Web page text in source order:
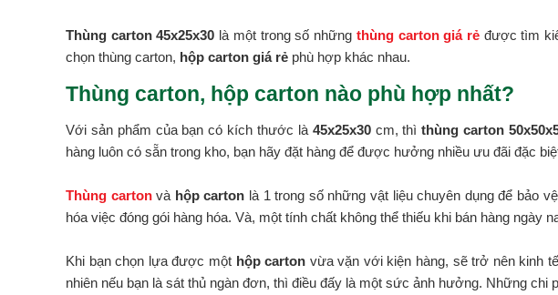
Thùng carton 45x25x30 là một trong số những thùng carton giá rẻ được tìm
chọn thùng carton, hộp carton giá rẻ phù hợp khác nhau.
Thùng carton, hộp carton nào phù hợp nhất?
Với sản phẩm của bạn có kích thước là 45x25x30 cm, thìthùng carton
hàng luôn có sẵn trong kho, bạn hãy đặt hàng để được hưởng nhiều ưu đãi đặc
Thùng cartonvà hộp carton là 1 trong số những vật liệu chuyên dụng để bảo
hóa việc đóng gói hàng hóa. Và, một tính chất không thể thiếu khi bán hàng ngày
Khi bạn chọn lựa được một hộp carton vừa vặn với kiện hàng, sẽ trở nên kinh
nhiên nếu bạn là sát thủ ngàn đơn, thì điều đấy là một sức ảnh hưởng. Những chi